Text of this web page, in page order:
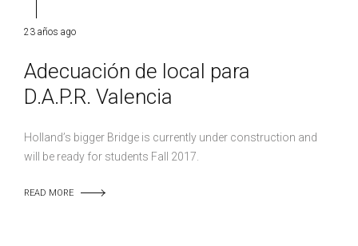
23 años ago
Adecuación de local para
D.A.P.R. Valencia
Holland’s bigger Bridge is currently under construction and
will be ready for students Fall 2017.
READ MORE